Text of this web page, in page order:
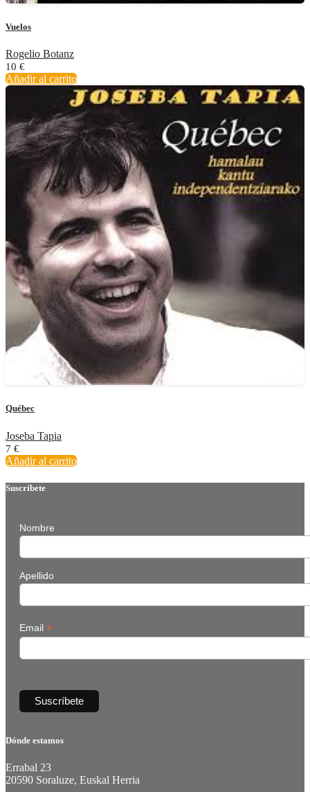
Vuelos
Rogelio Botanz
10 €
Añadir al carrito
Québec
Joseba Tapia
7 €
Añadir al carrito
Suscríbete
Nombre
Apellido
Email *
Dónde estamos
Errabal 23
20590 Soraluze, Euskal Herria